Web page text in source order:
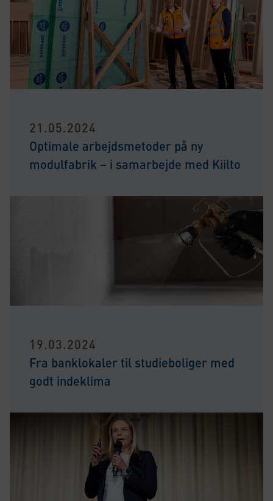
21.05.2024
Optimale arbejdsmetoder på ny
modulfabrik – i samarbejde med Kiilto
19.03.2024
Fra banklokaler til studieboliger med
godt indeklima